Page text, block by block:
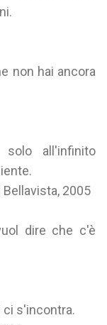
non hai ancora
solo all'infinito
Bellavista, 2005
dire che c'è
ci s'incontra.